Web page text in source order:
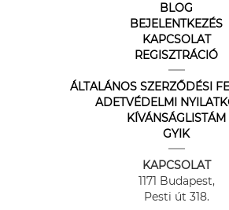
BLOG
BEJELENTKEZÉS
KAPCSOLAT
REGISZTRÁCIÓ
ÁLTALÁNOS SZERZŐDÉSI
ADETVÉDELMI
KÍVÁNSÁGLISTÁM
GYIK
KAPCSOLAT
1171 Budapest,
Pesti út 318.